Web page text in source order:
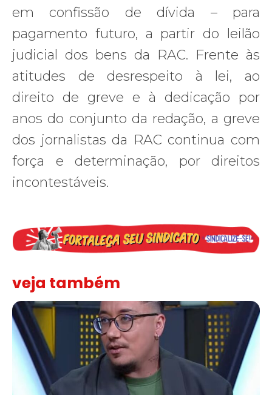
em confissão de dívida – para
pagamento futuro, a partir do leilão
judicial dos bens da RAC. Frente às
atitudes de desrespeito à lei, ao
direito de greve e à dedicação por
anos do conjunto da redação, a greve
dos jornalistas da RAC continua com
força e determinação, por direitos
incontestáveis.
veja também
Solidariedade ao jornalista Caê Vasconcelos e repúdio aos